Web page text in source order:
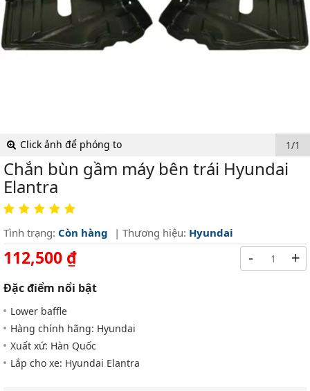
Click ảnh để phóng to 1/1
Chắn bùn gầm máy bên trái Hyundai
Elantra
Tình trạng: Còn hàng | Thương hiệu: Hyundai
112,500 ₫
Đặc điểm nổi bật
Lower baffle
Hàng chính hãng: Hyundai
Xuất xứ: Hàn Quốc
Lắp cho xe: Hyundai Elantra
- +